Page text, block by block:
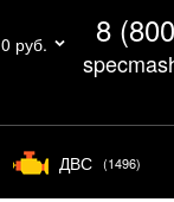
0 руб. 8
ДВС (1496)